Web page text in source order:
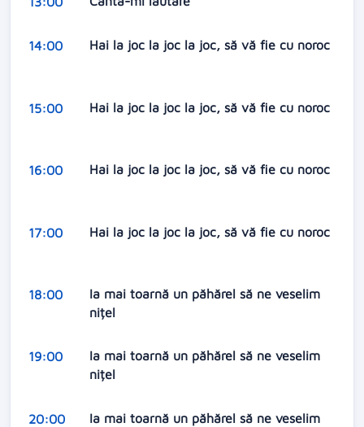
14:00 Hai la joc la joc la joc, să vă fie cu noroc
15:00 Hai la joc la joc la joc, să vă fie cu noroc
16:00 Hai la joc la joc la joc, să vă fie cu noroc
17:00 Hai la joc la joc la joc, să vă fie cu noroc
18:00
Ia mai toarnă un păhărel să ne veselim
nițel
19:00
Ia mai toarnă un păhărel să ne veselim
nițel
20:00
Ia mai toarnă un păhărel să ne veselim